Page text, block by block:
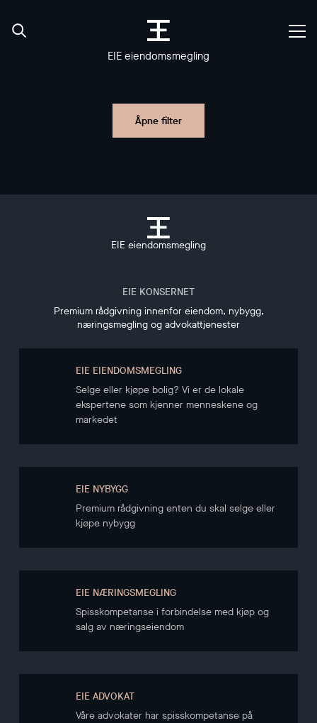
EIE eiendomsmegling
Åpne filter
EIE eiendomsmegling
EIE KONSERNET
Premium rådgivning innenfor eiendom, nybygg,
næringsmegling og advokattjenester
EIE EIENDOMSMEGLING
Selge eller kjøpe bolig? Vi er de lokale
ekspertene som kjenner menneskene og
markedet
EIE NYBYGG
Premium rådgivning enten du skal selge eller
kjøpe nybygg
EIE NÆRINGSMEGLING
Spisskompetanse i forbindelse med kjøp og
salg av næringseiendom
EIE ADVOKAT
Våre advokater har spisskompetanse på